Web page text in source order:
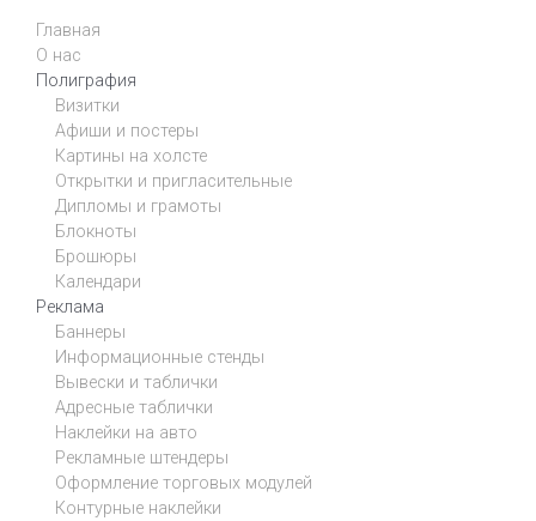
Главная
О нас
Полиграфия
Визитки
Афиши и постеры
Картины на холсте
Открытки и пригласительные
Дипломы и грамоты
Блокноты
Брошюры
Календари
Реклама
Баннеры
Информационные стенды
Вывески и таблички
Адресные таблички
Наклейки на авто
Рекламные штендеры
Оформление торговых модулей
Контурные наклейки